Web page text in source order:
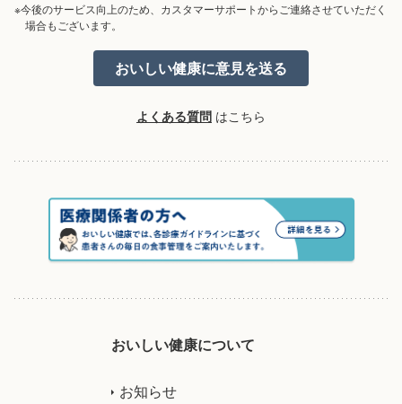
※今後のサービス向上のため、カスタマーサポートからご連絡させていただく
場合もございます。
よくある質問 はこちら
おいしい健康について
お知らせ